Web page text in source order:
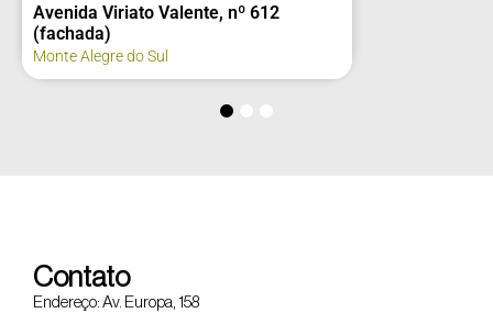
Avenida Viriato Valente, nº 612
(fachada)
Monte Alegre do Sul
Contato
Endereço: Av. Europa, 158